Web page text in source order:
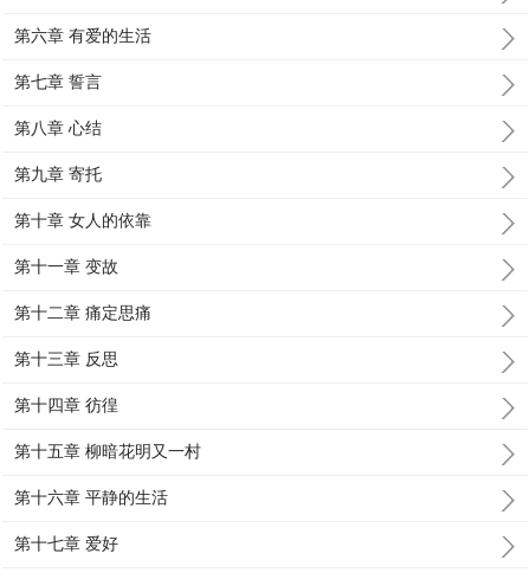
第六章 有爱的生活
第七章 誓言
第八章 心结
第九章 寄托
第十章 女人的依靠
第十一章 变故
第十二章 痛定思痛
第十三章 反思
第十四章 彷徨
第十五章 柳暗花明又一村
第十六章 平静的生活
第十七章 爱好